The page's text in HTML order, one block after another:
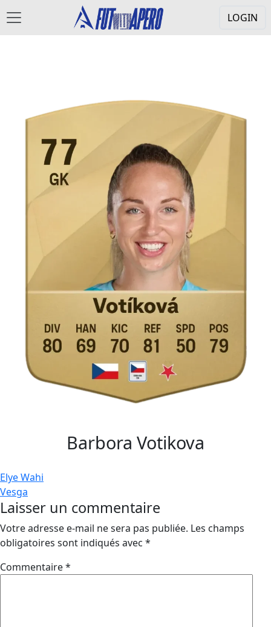
LOGIN
Barbora Votikova
Navigation
de
l’article
Elye Wahi
Vesga
Laisser un commentaire
Votre adresse e-mail ne sera pas publiée. Les champs
obligatoires sont indiqués avec *
Commentaire*